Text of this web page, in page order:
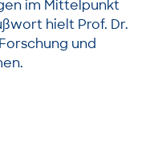
im Mittelpunkt
hielt Prof. Dr.
und